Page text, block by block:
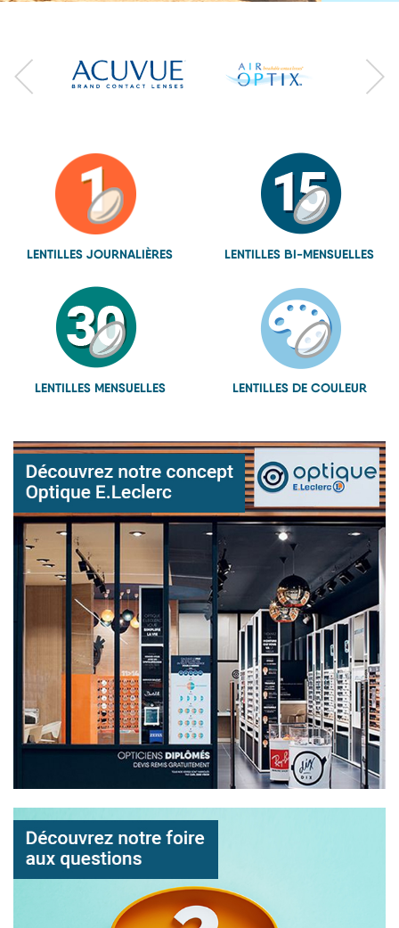
LENTILLES JOURNALIÈRES LENTILLES BI-MENSUELLES
LENTILLES MENSUELLES LENTILLES DE COULEUR